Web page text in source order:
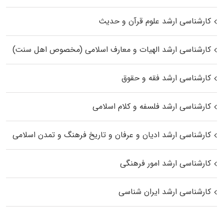
کارشناسی ارشد علوم قرآن و حدیث
کارشناسی ارشد الهیات و معارف اسلامی (مخصوص اهل سنت)
کارشناسی ارشد فقه و حقوق
کارشناسی ارشد فلسفه و کلام اسلامی
کارشناسی ارشد ادیان و عرفان و تاریخ فرهنگ و تمدن اسلامی
کارشناسی ارشد امور فرهنگی
کارشناسی ارشد ایران شناسی